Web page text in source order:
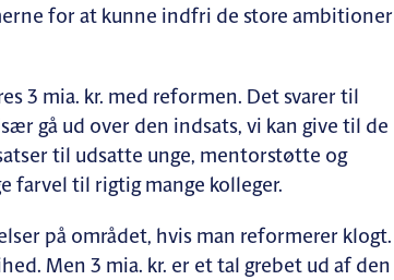
for at kunne indfri de store ambitioner
3 mia. kr. med reformen. Det svarer til
gå ud over den indsats, vi kan give til de
til udsatte unge, mentorstøtte og
farvel til rigtig mange kolleger.
på området, hvis man reformerer klogt.
Men 3 mia. kr. er et tal grebet ud af den